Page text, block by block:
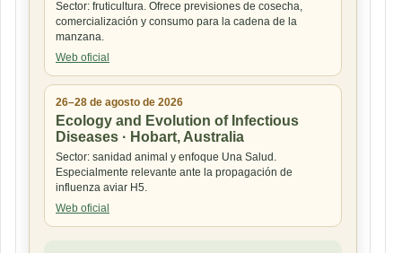
Sector: fruticultura. Ofrece previsiones de cosecha,
comercialización y consumo para la cadena de la
manzana.
Web oficial
26–28 de agosto de 2026
Ecology and Evolution of Infectious
Diseases · Hobart, Australia
Sector: sanidad animal y enfoque Una Salud.
Especialmente relevante ante la propagación de
influenza aviar H5.
Web oficial